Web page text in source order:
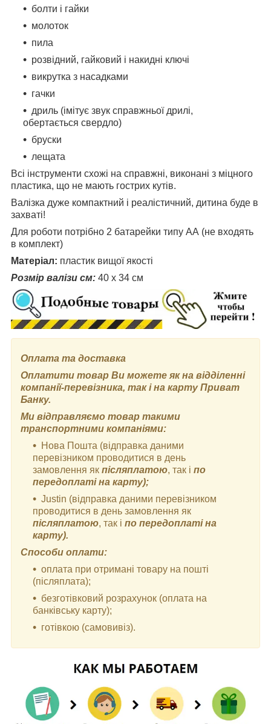
болти і гайки
молоток
пила
розвідний, гайковий і накидні ключі
викрутка з насадками
гачки
дриль (імітує звук справжньої дрилі,
обертається свердло)
бруски
лещата
Всі інструменти схожі на справжні, виконані з міцного
пластика, що не мають гострих кутів.
Валізка дуже компактний і реалістичний, дитина буде в
захваті!
Для роботи потрібно 2 батарейки типу АА (не входять
в комплект)
Матеріал: пластик вищої якості
Розмір валізи см: 40 x 34 см
Оплата та доставка
Оплатити товар Ви можете як на відділенні
компанії-перевізника, так і на карту Приват
Банку.
Ми відправляємо товар такими
транспортними компаніями:
Нова Пошта (відправка даними
перевізником проводитися в день
замовлення як післяплатою, так і по
передоплаті на карту);
Justin (відправка даними перевізником
проводитися в день замовлення як
післяплатою, так і по передоплаті на
карту).
Способи оплати:
оплата при отримані товару на пошті
(післяплата);
безготівковий розрахунок (оплата на
банківську карту);
готівкою (самовивіз).